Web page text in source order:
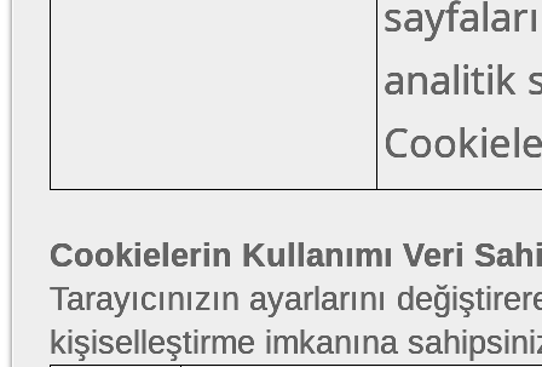
analitik
Cookielerin Kullanımı Veri
Tarayıcınızın ayarlarını
kişiselleştirme imkanına